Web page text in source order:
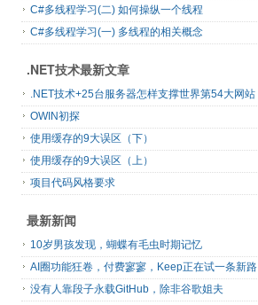
C#多线程学习(二) 如何操纵一个线程
C#多线程学习(一) 多线程的相关概念
.NET技术最新文章
.NET技术+25台服务器怎样支撑世界第54大网站
OWIN初探
使用缓存的9大误区（下）
使用缓存的9大误区（上）
项目代码风格要求
最新新闻
10岁男孩发现，蝴蝶有毛虫时期记忆
AI圈功能狂卷，付费寥寥，Keep正在试一条新路
没有人靠段子永载GitHub，除非谷歌姐夫